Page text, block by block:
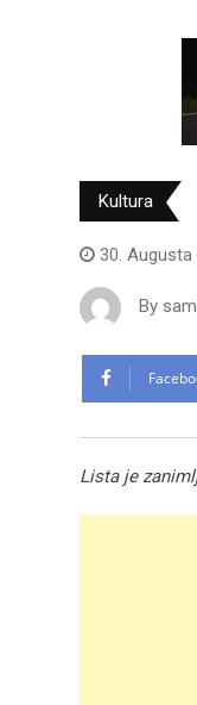
Kultura
30. Augusta
By
Lista je